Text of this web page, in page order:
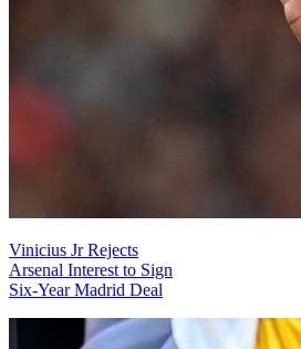
Vinicius Jr Rejects
Arsenal Interest to Sign
Six-Year Madrid Deal